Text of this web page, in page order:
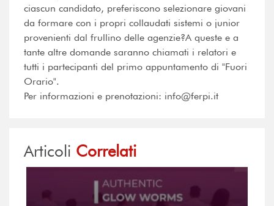
ciascun candidato, preferiscono selezionare giovani
da formare con i propri collaudati sistemi o junior
provenienti dal frullino delle agenzie?A queste e a
tante altre domande saranno chiamati i relatori e
tutti i partecipanti del primo appuntamento di "Fuori
Orario".
Per informazioni e prenotazioni: info@ferpi.it
Articoli Correlati